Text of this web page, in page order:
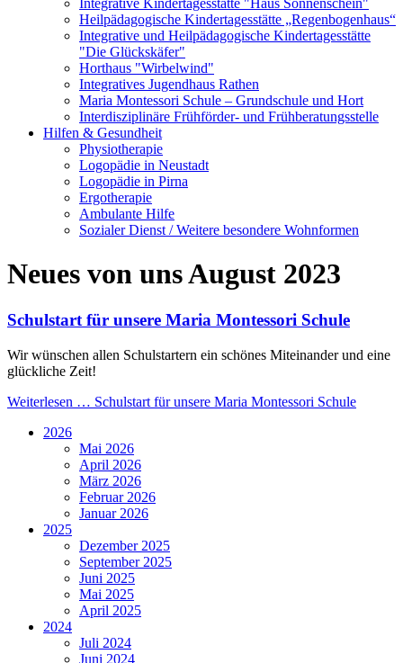
Integrative Kindertagesstätte "Haus Sonnenschein"
Heilpädagogische Kindertagesstätte „Regenbogenhaus“
Integrative und Heilpädagogische Kindertagesstätte
"Die Glückskäfer"
Horthaus "Wirbelwind"
Integratives Jugendhaus Rathen
Maria Montessori Schule – Grundschule und Hort
Interdisziplinäre Frühförder- und Frühberatungsstelle
Hilfen & Gesundheit
Physiotherapie
Logopädie in Neustadt
Logopädie in Pirna
Ergotherapie
Ambulante Hilfe
Sozialer Dienst / Weitere besondere Wohnformen
Neues von uns August 2023
Schulstart für unsere Maria Montessori Schule
Wir wünschen allen Schulstartern ein schönes Miteinander und eine
glückliche Zeit!
Weiterlesen … Schulstart für unsere Maria Montessori Schule
2026
Mai 2026
April 2026
März 2026
Februar 2026
Januar 2026
2025
Dezember 2025
September 2025
Juni 2025
Mai 2025
April 2025
2024
Juli 2024
Juni 2024